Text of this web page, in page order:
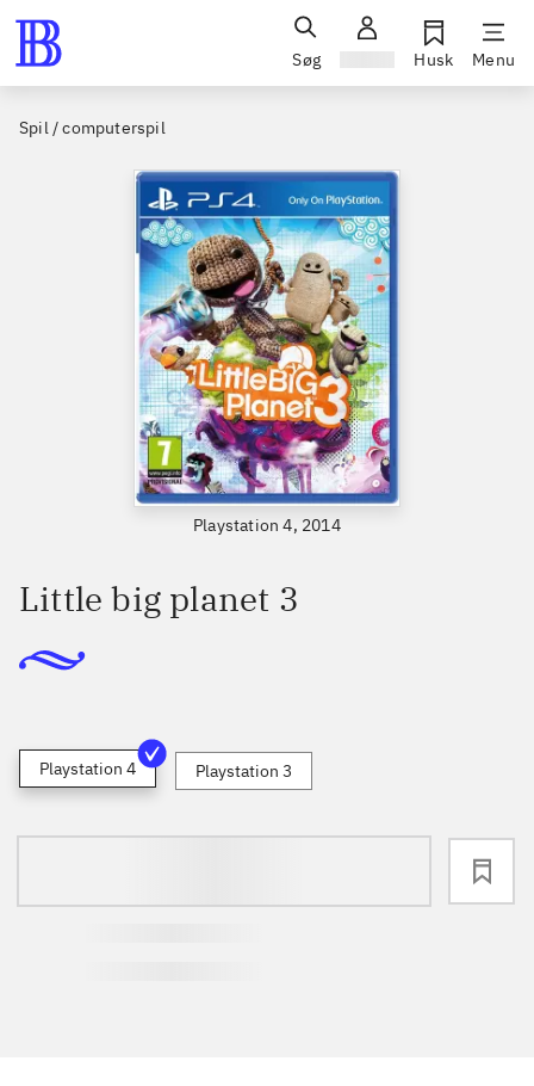
Søg Husk Menu
Spil / computerspil
Playstation 4, 2014
Little big planet 3
Playstation 4 Playstation 3